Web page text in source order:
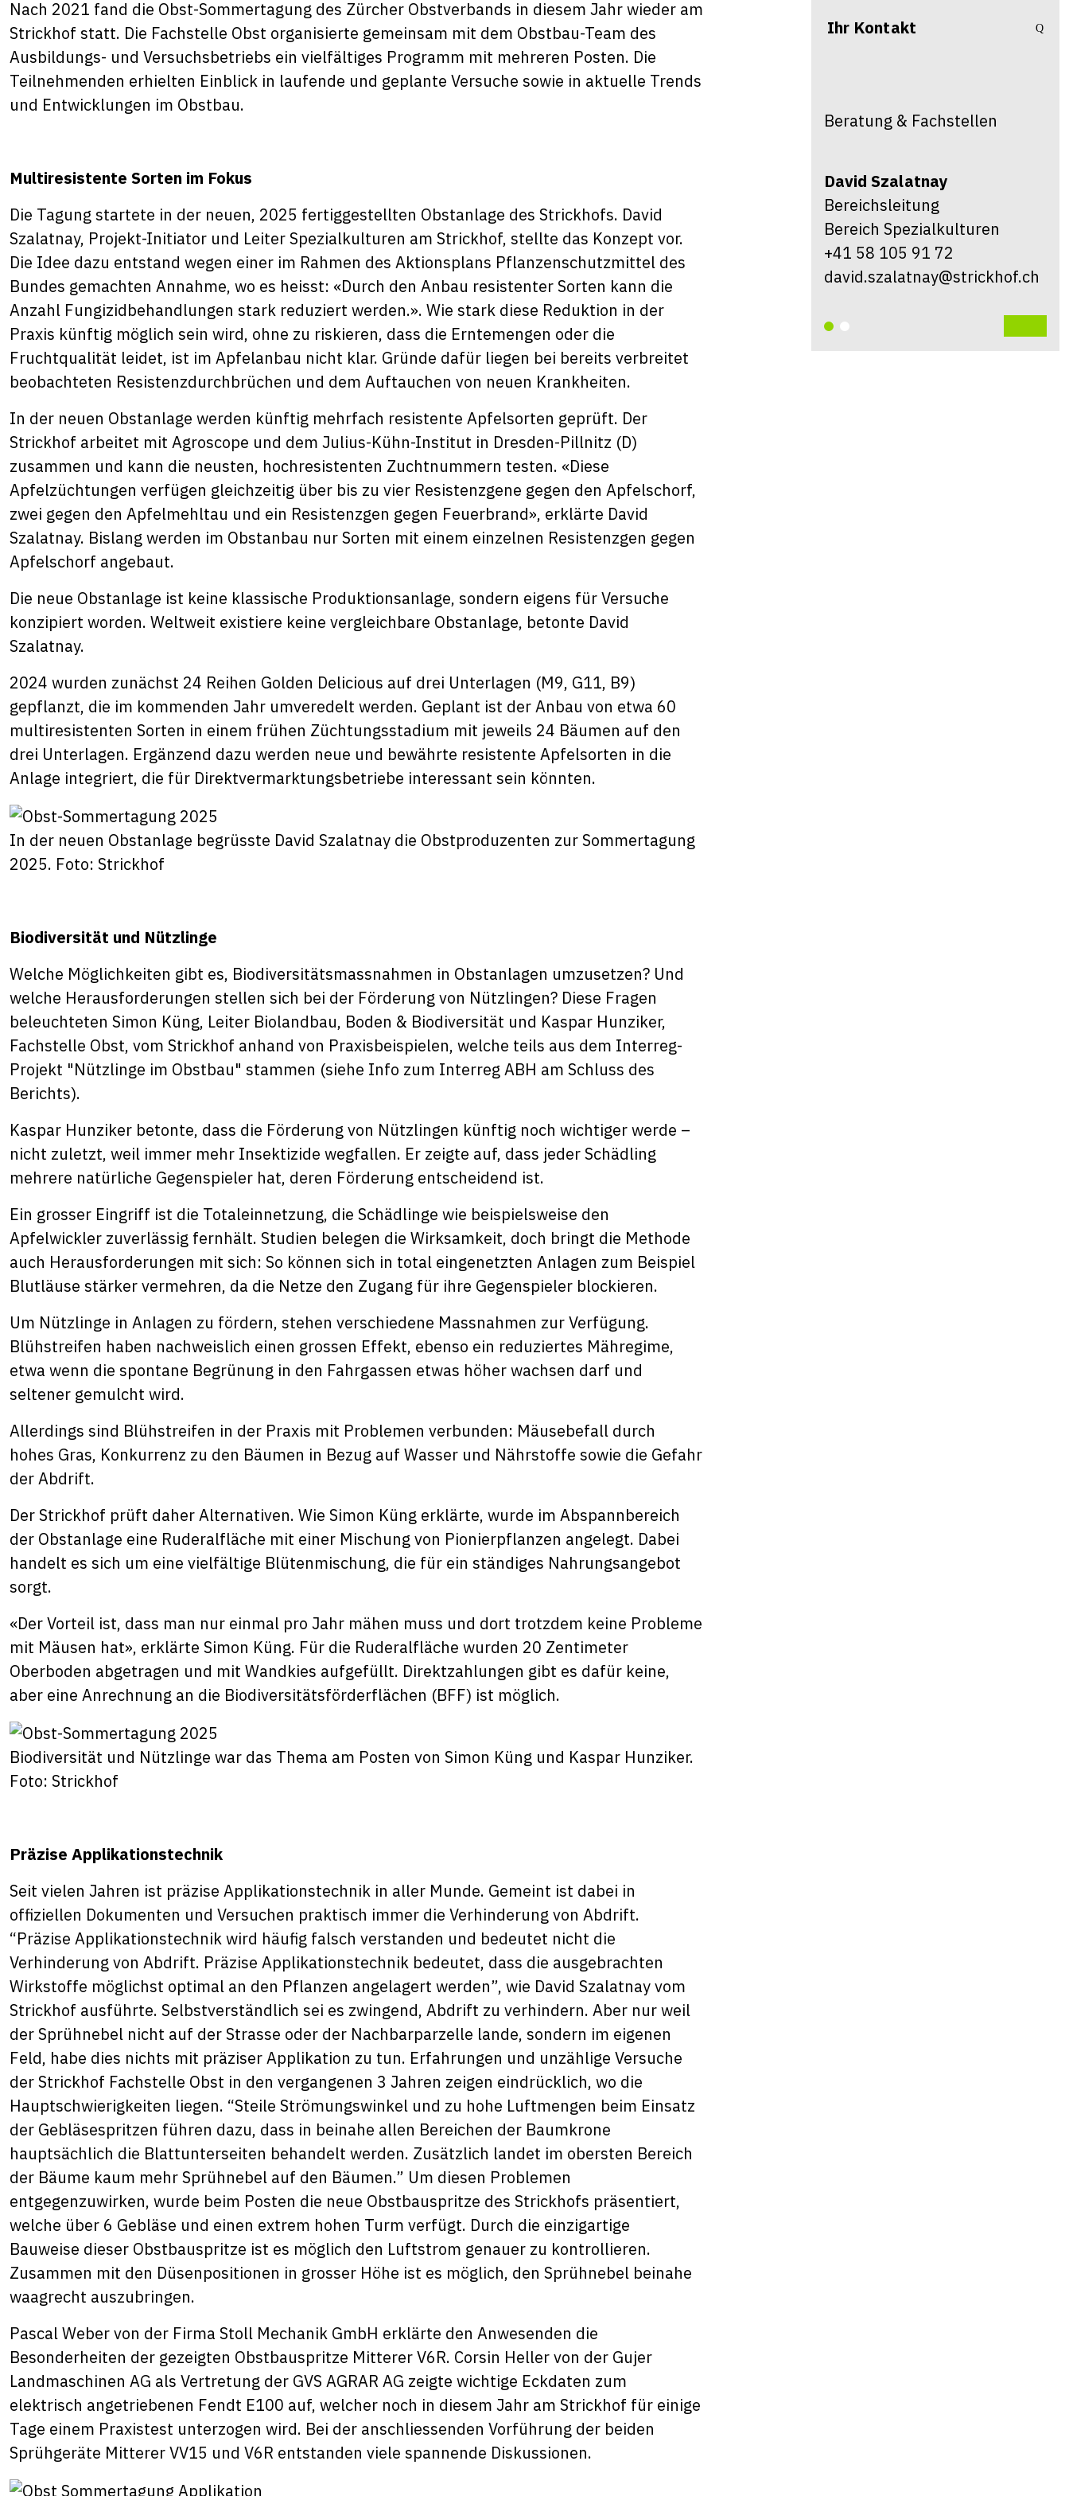
Nach 2021 fand die Obst-Sommertagung des Zürcher Obstverbands in diesem Jahr wieder am
Strickhof statt. Die Fachstelle Obst organisierte gemeinsam mit dem Obstbau-Team des
Ausbildungs- und Versuchsbetriebs ein vielfältiges Programm mit mehreren Posten. Die
Teilnehmenden erhielten Einblick in laufende und geplante Versuche sowie in aktuelle Trends
und Entwicklungen im Obstbau.
Multiresistente Sorten im Fokus
Die Tagung startete in der neuen, 2025 fertiggestellten Obstanlage des Strickhofs. David
Szalatnay, Projekt-Initiator und Leiter Spezialkulturen am Strickhof, stellte das Konzept vor.
Die Idee dazu entstand wegen einer im Rahmen des Aktionsplans Pflanzenschutzmittel des
Bundes gemachten Annahme, wo es heisst: «Durch den Anbau resistenter Sorten kann die
Anzahl Fungizidbehandlungen stark reduziert werden.». Wie stark diese Reduktion in der
Praxis künftig möglich sein wird, ohne zu riskieren, dass die Erntemengen oder die
Fruchtqualität leidet, ist im Apfelanbau nicht klar. Gründe dafür liegen bei bereits verbreitet
beobachteten Resistenzdurchbrüchen und dem Auftauchen von neuen Krankheiten.
In der neuen Obstanlage werden künftig mehrfach resistente Apfelsorten geprüft. Der
Strickhof arbeitet mit Agroscope und dem Julius-Kühn-Institut in Dresden-Pillnitz (D)
zusammen und kann die neusten, hochresistenten Zuchtnummern testen. «Diese
Apfelzüchtungen verfügen gleichzeitig über bis zu vier Resistenzgene gegen den Apfelschorf,
zwei gegen den Apfelmehltau und ein Resistenzgen gegen Feuerbrand», erklärte David
Szalatnay. Bislang werden im Obstanbau nur Sorten mit einem einzelnen Resistenzgen gegen
Apfelschorf angebaut.
Die neue Obstanlage ist keine klassische Produktionsanlage, sondern eigens für Versuche
konzipiert worden. Weltweit existiere keine vergleichbare Obstanlage, betonte David
Szalatnay.
2024 wurden zunächst 24 Reihen Golden Delicious auf drei Unterlagen (M9, G11, B9)
gepflanzt, die im kommenden Jahr umveredelt werden. Geplant ist der Anbau von etwa 60
multiresistenten Sorten in einem frühen Züchtungsstadium mit jeweils 24 Bäumen auf den
drei Unterlagen. Ergänzend dazu werden neue und bewährte resistente Apfelsorten in die
Anlage integriert, die für Direktvermarktungsbetriebe interessant sein könnten.
In der neuen Obstanlage begrüsste David Szalatnay die Obstproduzenten zur Sommertagung
2025. Foto: Strickhof
Biodiversität und Nützlinge
Welche Möglichkeiten gibt es, Biodiversitätsmassnahmen in Obstanlagen umzusetzen? Und
welche Herausforderungen stellen sich bei der Förderung von Nützlingen? Diese Fragen
beleuchteten Simon Küng, Leiter Biolandbau, Boden & Biodiversität und Kaspar Hunziker,
Fachstelle Obst, vom Strickhof anhand von Praxisbeispielen, welche teils aus dem Interreg-
Projekt "Nützlinge im Obstbau" stammen (siehe Info zum Interreg ABH am Schluss des
Berichts).
Kaspar Hunziker betonte, dass die Förderung von Nützlingen künftig noch wichtiger werde –
nicht zuletzt, weil immer mehr Insektizide wegfallen. Er zeigte auf, dass jeder Schädling
mehrere natürliche Gegenspieler hat, deren Förderung entscheidend ist.
Ein grosser Eingriff ist die Totaleinnetzung, die Schädlinge wie beispielsweise den
Apfelwickler zuverlässig fernhält. Studien belegen die Wirksamkeit, doch bringt die Methode
auch Herausforderungen mit sich: So können sich in total eingenetzten Anlagen zum Beispiel
Blutläuse stärker vermehren, da die Netze den Zugang für ihre Gegenspieler blockieren.
Um Nützlinge in Anlagen zu fördern, stehen verschiedene Massnahmen zur Verfügung.
Blühstreifen haben nachweislich einen grossen Effekt, ebenso ein reduziertes Mähregime,
etwa wenn die spontane Begrünung in den Fahrgassen etwas höher wachsen darf und
seltener gemulcht wird.
Allerdings sind Blühstreifen in der Praxis mit Problemen verbunden: Mäusebefall durch
hohes Gras, Konkurrenz zu den Bäumen in Bezug auf Wasser und Nährstoffe sowie die Gefahr
der Abdrift.
Der Strickhof prüft daher Alternativen. Wie Simon Küng erklärte, wurde im Abspannbereich
der Obstanlage eine Ruderalfläche mit einer Mischung von Pionierpflanzen angelegt. Dabei
handelt es sich um eine vielfältige Blütenmischung, die für ein ständiges Nahrungsangebot
sorgt.
«Der Vorteil ist, dass man nur einmal pro Jahr mähen muss und dort trotzdem keine Probleme
mit Mäusen hat», erklärte Simon Küng. Für die Ruderalfläche wurden 20 Zentimeter
Oberboden abgetragen und mit Wandkies aufgefüllt. Direktzahlungen gibt es dafür keine,
aber eine Anrechnung an die Biodiversitätsförderflächen (BFF) ist möglich.
Biodiversität und Nützlinge war das Thema am Posten von Simon Küng und Kaspar Hunziker.
Foto: Strickhof
Präzise Applikationstechnik
Seit vielen Jahren ist präzise Applikationstechnik in aller Munde. Gemeint ist dabei in
offiziellen Dokumenten und Versuchen praktisch immer die Verhinderung von Abdrift.
“Präzise Applikationstechnik wird häufig falsch verstanden und bedeutet nicht die
Verhinderung von Abdrift. Präzise Applikationstechnik bedeutet, dass die ausgebrachten
Wirkstoffe möglichst optimal an den Pflanzen angelagert werden”, wie David Szalatnay vom
Strickhof ausführte. Selbstverständlich sei es zwingend, Abdrift zu verhindern. Aber nur weil
der Sprühnebel nicht auf der Strasse oder der Nachbarparzelle lande, sondern im eigenen
Feld, habe dies nichts mit präziser Applikation zu tun. Erfahrungen und unzählige Versuche
der Strickhof Fachstelle Obst in den vergangenen 3 Jahren zeigen eindrücklich, wo die
Hauptschwierigkeiten liegen. “Steile Strömungswinkel und zu hohe Luftmengen beim Einsatz
der Gebläsespritzen führen dazu, dass in beinahe allen Bereichen der Baumkrone
hauptsächlich die Blattunterseiten behandelt werden. Zusätzlich landet im obersten Bereich
der Bäume kaum mehr Sprühnebel auf den Bäumen.” Um diesen Problemen
entgegenzuwirken, wurde beim Posten die neue Obstbauspritze des Strickhofs präsentiert,
welche über 6 Gebläse und einen extrem hohen Turm verfügt. Durch die einzigartige
Bauweise dieser Obstbauspritze ist es möglich den Luftstrom genauer zu kontrollieren.
Zusammen mit den Düsenpositionen in grosser Höhe ist es möglich, den Sprühnebel beinahe
waagrecht auszubringen.
Pascal Weber von der Firma Stoll Mechanik GmbH erklärte den Anwesenden die
Besonderheiten der gezeigten Obstbauspritze Mitterer V6R. Corsin Heller von der Gujer
Landmaschinen AG als Vertretung der GVS AGRAR AG zeigte wichtige Eckdaten zum
elektrisch angetriebenen Fendt E100 auf, welcher noch in diesem Jahr am Strickhof für einige
Tage einem Praxistest unterzogen wird. Bei der anschliessenden Vorführung der beiden
Sprühgeräte Mitterer VV15 und V6R entstanden viele spannende Diskussionen.
Ihr Kontakt
Beratung & Fachstellen
David Szalatnay
Bereichsleitung
Bereich Spezialkulturen
+41 58 105 91 72
david.szalatnay@strickhof.ch